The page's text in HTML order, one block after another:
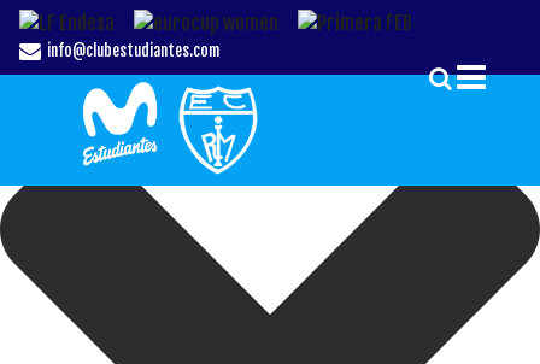
Gestionar el Consentimiento de las Cookies
info@clubestudiantes.com